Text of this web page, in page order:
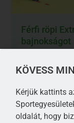
Férfi röpi
bajnokságot
OA Vegyész
röplabda
KÖVESS
Kérjük kattints
oldalát, hogy